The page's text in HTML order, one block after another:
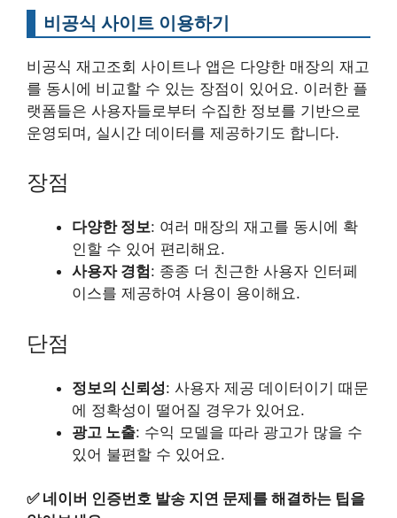
비공식 사이트 이용하기
비공식 재고조회 사이트나 앱은 다양한 매장의 재고
를 동시에 비교할 수 있는 장점이 있어요. 이러한 플
랫폼들은 사용자들로부터 수집한 정보를 기반으로
운영되며, 실시간 데이터를 제공하기도 합니다.
장점
다양한 정보: 여러 매장의 재고를 동시에 확
인할 수 있어 편리해요.
사용자 경험: 종종 더 친근한 사용자 인터페
이스를 제공하여 사용이 용이해요.
단점
정보의 신뢰성: 사용자 제공 데이터이기 때문
에 정확성이 떨어질 경우가 있어요.
광고 노출: 수익 모델을 따라 광고가 많을 수
있어 불편할 수 있어요.
✅ 네이버 인증번호 발송 지연 문제를 해결하는 팁을